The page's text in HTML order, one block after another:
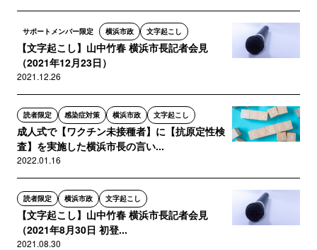
サポートメンバー限定 横浜市政 文字起こし
【文字起こし】山中竹春 横浜市長記者会見
（2021年12月23日）
2021.12.26
読者限定 感染症対策 横浜市政 文字起こし
成人式で【ワクチン未接種者】に【抗原定性検
査】を実施した横浜市長の言い...
2022.01.16
読者限定 横浜市政 文字起こし
【文字起こし】山中竹春 横浜市長記者会見
（2021年8月30日 初登...
2021.08.30